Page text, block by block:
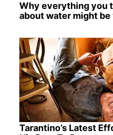
Why everything you
about water might be
Tarantino’s Latest